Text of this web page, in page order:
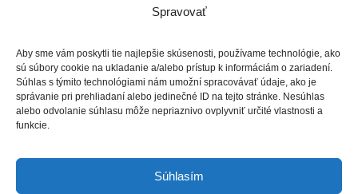
Spravovať
Aby sme vám poskytli tie najlepšie skúsenosti, používame technológie, ako
sú súbory cookie na ukladanie a/alebo prístup k informáciám o zariadení.
Súhlas s týmito technológiami nám umožní spracovávať údaje, ako je
správanie pri prehliadaní alebo jedinečné ID na tejto stránke. Nesúhlas
alebo odvolanie súhlasu môže nepriaznivo ovplyvniť určité vlastnosti a
funkcie.
Súhlasím
Dôležité odkazy
Obchodné podmienky
Ochrana osobných údajov
Doprava a platba